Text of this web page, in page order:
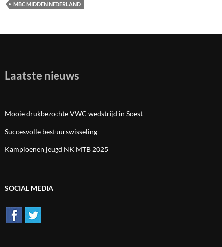
MBC MIDDEN NEDERLAND
Laatste nieuws
Mooie drukbezochte VWC wedstrijd in Soest
Succesvolle bestuurswisseling
Kampioenen jeugd NK MTB 2025
SOCIAL MEDIA